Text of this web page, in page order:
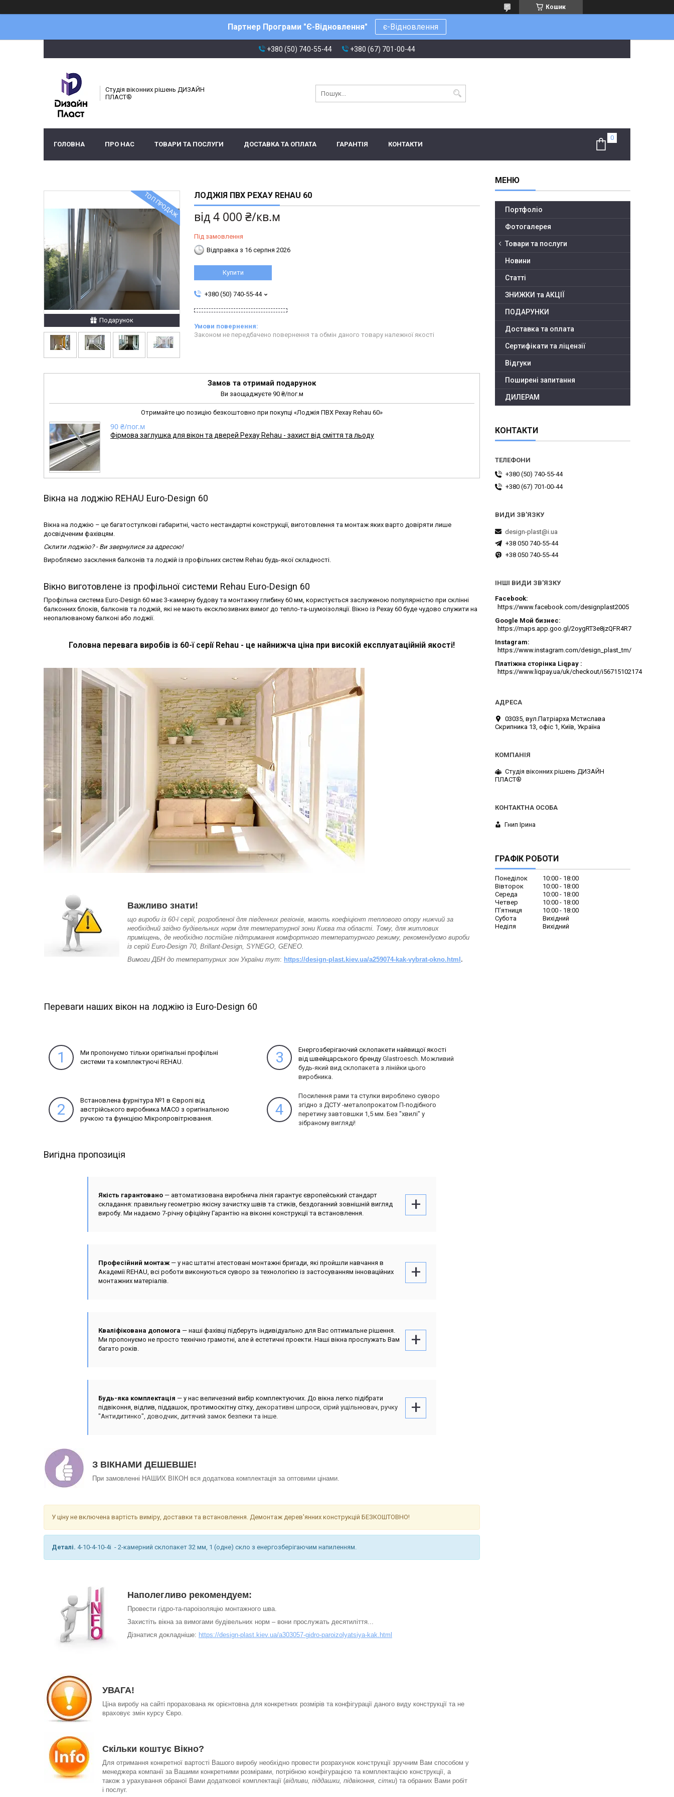
Кошик
Партнер Програми "Є-Відновлення" є-Відновлення
+380 (50) 740-55-44 +380 (67) 701-00-44
Студія віконних рішень ДИЗАЙН
ПЛАСТ®
ГОЛОВНА ПРО НАС ТОВАРИ ТА ПОСЛУГИ ДОСТАВКА ТА ОПЛАТА ГАРАНТІЯ КОНТАКТИ
Подарунок
ТОП ПРОДАЖ ЛОДЖІЯ ПВХ РЕХАУ REHAU 60
від4 000 ₴/кв.м
Під замовлення
Відправка з 16 серпня 2026
Купити
+380 (50) 740-55-44
Законом не передбачено повернення та обмін даного товару належної якості
Замов та отримай подарунок
Ви заощаджуєте 90 ₴/пог.м
Отримайте цю позицію безкоштовно при покупці «Лоджія ПВХ Рехау Rehau 60»
90 ₴/пог.м
Фірмова заглушка для вікон та дверей Рехау Rehau - захист від сміття та льоду
Вікна на лоджію REHAU Euro-Design 60
Вікна на лоджію – це багатостулкові габаритні, часто нестандартні конструкції, виготовлення та монтаж яких варто довіряти лише
досвідченим фахівцям.
Склити лоджію? - Ви звернулися за адресою!
Виробляємо засклення балконів та лоджій із профільних систем Rehau будь-якої складності.
Вікно виготовлене із профільної системи Rehau Euro-Design 60
Профільна система Euro-Design 60 має 3-камерну будову та монтажну глибину 60 мм, користується заслуженою популярністю при склінні
балконних блоків, балконів та лоджій, які не мають ексклюзивних вимог до тепло-та-шумоізоляції. Вікно із Рехау 60 буде чудово служити на
неопалюваному балконі або лоджії.
Головна перевага виробів із 60-ї серії Rehau - це найнижча ціна при високій експлуатаційній якості!
Важливо знати!
що вироби із 60-ї серії, розробленої для південних регіонів, мають коефіцієнт теплового опору нижчий за
необхідний згідно будівельних норм для температурної зони Києва та області. Тому, для житлових
приміщень, де необхідно постійне підтримання комфортного температурного режиму, рекомендуємо вироби
із серій Euro-Design 70, Brillant-Design, SYNEGO, GENEO.
Вимоги ДБН до температурних зон України тут: https://design-plast.kiev.ua/a259074-kak-vybrat-okno.html .
Переваги наших вікон на лоджію із Euro-Design 60
1
Ми пропонуємо тільки оригінальні профільні
системи та комплектуючі REHAU.
3
Енергозберігаючий склопакети найвищої якості
від швейцарського бренду Glastroеsch. Можливий
будь-який вид склопакета з лінійки цього
виробника.
2
Встановлена фурнітура №1 в Європі від
австрійського виробника MACO з оригінальною
ручкою та функцією Мікропровітрювання.
4
Посилення рами та стулки вироблено суворо
згідно з ДСТУ -металопрокатом П-подібного
перетину завтовшки 1,5 мм. Без "хвилі" у
зібраному вигляді!
Вигідна пропозиція
Якість гарантовано — автоматизована виробнича лінія гарантує європейський стандарт
складання: правильну геометрію якісну зачистку швів та стиків, бездоганний зовнішній вигляд
виробу. Ми надаємо 7-річну офіційну Гарантію на віконні конструкції та встановлення.
Професійний монтаж — у нас штатні атестовані монтажні бригади, які пройшли навчання в
Академії REHAU, всі роботи виконуються суворо за технологією із застосуванням інноваційних
монтажних матеріалів.
Кваліфікована допомога — наші фахівці підберуть індивідуально для Вас оптимальне рішення.
Ми пропонуємо не просто технічно грамотні, але й естетичні проекти. Наші вікна прослужать Вам
багато років.
Будь-яка комплектація — у нас величезний вибір комплектуючих. До вікна легко підібрати
підвіконня, відлив, піддашок, протимоскітну сітку, декоративні шпроси, сірий ущільнювач, ручку
"Антидитинко", доводчик, дитячий замок безпеки та інше.
З ВІКНАМИ ДЕШЕВШЕ!
При замовленні НАШИХ ВІКОН вся додаткова комплектація за оптовими цінами.
У ціну не включена вартість виміру, доставки та встановлення. Демонтаж дерев'янних конструкцій БЕЗКОШТОВНО!
Деталі. 4-10-4-10-4i - 2-камерний склопакет 32 мм, 1 (одне) скло з енергозберігаючим напиленням.
Наполегливо рекомендуем:
Провести гідро-та-пароізоляцію монтажного шва.
Захистіть вікна за вимогами будівельних норм – вони прослужать десятиліття...
Дізнатися докладніше: https://design-plast.kiev.ua/a303057-gidro-paroizolyatsiya-kak.html
УВАГА!
Ціна виробу на сайті прорахована як орієнтовна для конкретних розмірів та конфігурації даного виду конструкції та не
враховує змін курсу Євро.
Скільки коштує Вікно?
Для отримання конкретної вартості Вашого виробу необхідно провести розрахунок конструкції зручним Вам способом у
менеджера компанії за Вашими конкретними розмірами, потрібною конфігурацією та комплектацією конструкції, а
також з урахування обраної Вами додаткової комплектації (відливи, піддашки, підвіконня, сітки) та обраних Вами робіт
і послуг.
Портфоліо
Фотогалерея
Товари та послуги
Новини
Статті
ЗНИЖКИ та АКЦІЇ
ПОДАРУНКИ
Доставка та оплата
Сертифікати та ліцензії
Відгуки
Поширені запитання
ДИЛЕРАМ
КОНТАКТИ
+380 (50) 740-55-44
+380 (67) 701-00-44
design-plast@i.ua
+38 050 740-55-44
+38 050 740-55-44
ІНШІ ВИДИ ЗВ'ЯЗКУ
Facebook
https://www.facebook.com/designplast2005
Google Мой бизнес
https://maps.app.goo.gl/2oygRT3e8jzQFR4R7
Instagram
https://www.instagram.com/design_plast_tm/
Платіжна сторінка Liqpay
https://www.liqpay.ua/uk/checkout/i56715102174
03035, вул.Патріарха Мстислава
Скрипника 13, офіс 1, Київ, Україна
Студія віконних рішень ДИЗАЙН
ПЛАСТ®
Гнип Ірина
ГРАФІК РОБОТИ
Понеділок 10:00
18:00
Вівторок
10:00
18:00
Середа
10:00
18:00
Четвер
10:00
18:00
Пʼятниця
10:00
18:00
Субота
Вихідний
Неділя
Вихідний